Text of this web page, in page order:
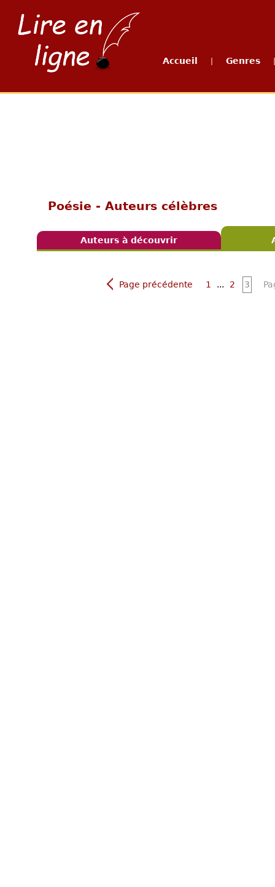
Accueil Genres
Poésie - Auteurs célèbres
Auteurs à découvrir
Page précédente 1 ... 2 3